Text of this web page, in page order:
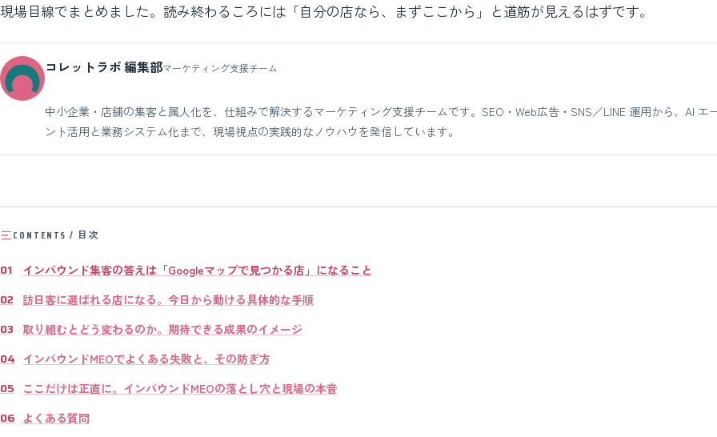
現場目線でまとめました。読み終わるころには「自分の店なら、まずここから」と道筋が見えるはずです。
コレットラボ 編集部マーケティング支援チーム
中小企業・店舗の集客と属人化を、仕組みで解決するマーケティング支援チームです。SEO・Web広告・SNS／LINE 運用から、AI エ
ント活用と業務システム化まで、現場視点の実践的なノウハウを発信しています。
CONTENTS / 目次
インバウンド集客の答えは「Googleマップで見つかる店」になること
訪日客に選ばれる店になる。今日から動ける具体的な手順
取り組むとどう変わるのか。期待できる成果のイメージ
インバウンドMEOでよくある失敗と、その防ぎ方
ここだけは正直に。インバウンドMEOの落とし穴と現場の本音
よくある質問